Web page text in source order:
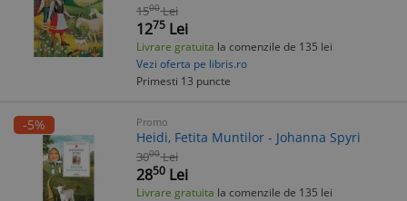
1500 Lei
1275 Lei
Livrare gratuita la comenzile de 135 lei
Vezi oferta pe libris.ro
Primesti 13 puncte
-5% Promo
Heidi, Fetita Muntilor - Johanna Spyri
3000 Lei
2850 Lei
Livrare gratuita la comenzile de 135 lei